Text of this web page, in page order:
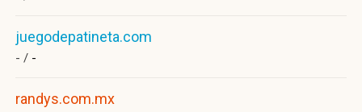
juegodepatineta.com
- / -
randys.com.mx